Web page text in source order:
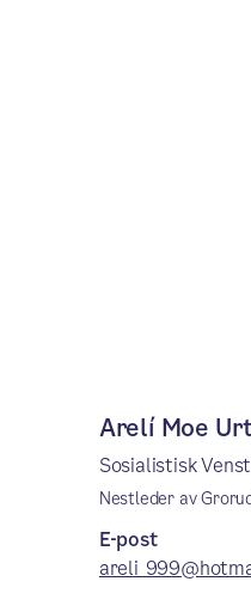
Arelí Moe
Sosialistisk
Nestleder av
E-post